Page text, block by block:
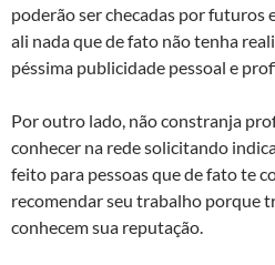
poderão ser checadas por futuros
ali nada que de fato não tenha
péssima publicidade pessoal e
Por outro lado, não constranja
conhecer na rede solicitando
feito para pessoas que de fato te
recomendar seu trabalho porque
conhecem sua reputação.